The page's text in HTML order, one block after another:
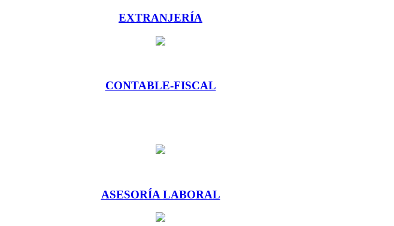
EXTRANJERÍA
CONTABLE-FISCAL
ASESORÍA LABORAL